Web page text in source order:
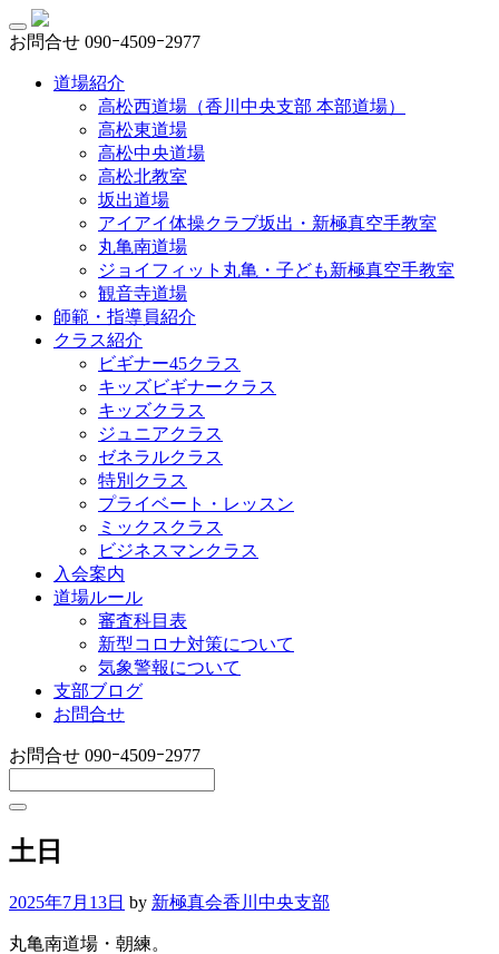
お問合せ 090ｰ4509ｰ2977
道場紹介
高松西道場（香川中央支部 本部道場）
高松東道場
高松中央道場
高松北教室
坂出道場
アイアイ体操クラブ坂出・新極真空手教室
丸亀南道場
ジョイフィット丸亀・子ども新極真空手教室
観音寺道場
師範・指導員紹介
クラス紹介
ビギナー45クラス
キッズビギナークラス
キッズクラス
ジュニアクラス
ゼネラルクラス
特別クラス
プライベート・レッスン
ミックスクラス
ビジネスマンクラス
入会案内
道場ルール
審査科目表
新型コロナ対策について
気象警報について
支部ブログ
お問合せ
お問合せ 090ｰ4509ｰ2977
土日
2025年7月13日 by 新極真会香川中央支部
丸亀南道場・朝練。